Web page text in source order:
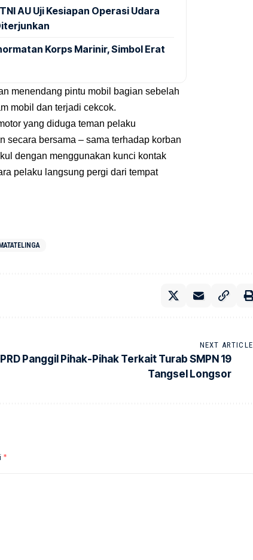
AU Uji Kesiapan Operasi Udara
Korps Marinir, Simbol Erat
menendang pintu mobil bagian sebelah
mobil dan terjadi cekcok.
yang diduga teman pelaku
secara bersama – sama terhadap korban
dengan menggunakan kunci kontak
pelaku langsung pergi dari tempat
NEXT ARTICLE
Panggil Pihak-Pihak Terkait Turab SMPN 19
Tangsel Longsor
*